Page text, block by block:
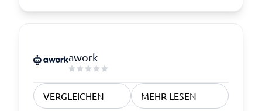
awork
VERGLEICHEN MEHR LESEN